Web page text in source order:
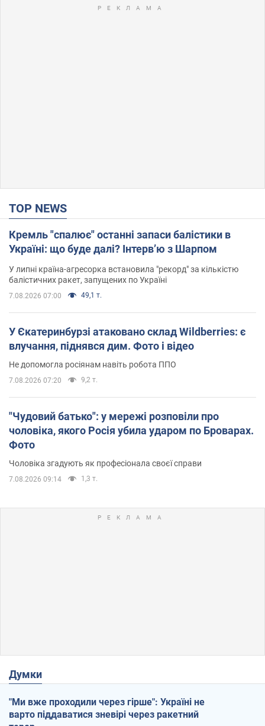
TOP NEWS
Кремль "спалює" останні запаси балістики в
Україні: що буде далі? Інтерв’ю з Шарпом
У липні країна-агресорка встановила "рекорд" за кількістю
балістичних ракет, запущених по Україні
7.08.2026 07:00 49,1 т.
У Єкатеринбурзі атаковано склад Wildberries: є
влучання, піднявся дим. Фото і відео
Не допомогла росіянам навіть робота ППО
7.08.2026 07:20 9,2 т.
"Чудовий батько": у мережі розповіли про
чоловіка, якого Росія убила ударом по Броварах.
Фото
Чоловіка згадують як професіонала своєї справи
7.08.2026 09:14 1,3 т.
Думки
"Ми вже проходили через гірше": Україні не
варто піддаватися зневірі через ракетний